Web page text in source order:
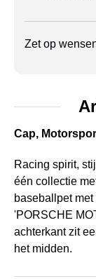
Zet op
Cap,
Racing spirit,
één collectie
baseballpet
'PORSCHE
achterkant zit
het midden.